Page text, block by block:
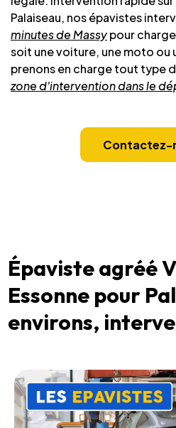
Palaiseau, nos épavistes
minutes de Massypour
soit une voiture, une moto ou
prenons en charge tout type
zone d'intervention dans le
Contactez-
Épaviste agréé
Essonne pour
environs,